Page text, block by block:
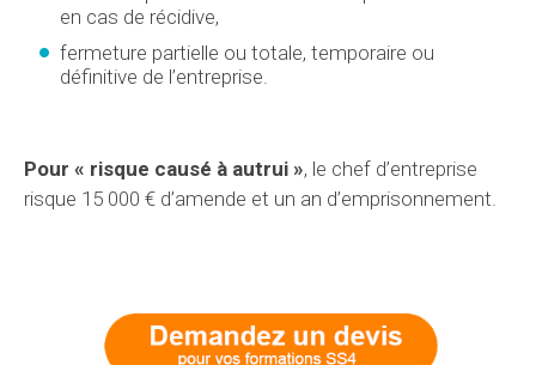
en cas de récidive,
fermeture partielle ou totale, temporaire ou
définitive de l’entreprise.
Pour « risque causé à autrui », le chef d’entreprise
risque 15 000 € d’amende et un an d’emprisonnement.